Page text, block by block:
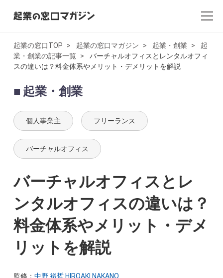
全記事一覧
起業・創業
開業
副業
会社設立・法人化
会計
AI×起業
起業家インタビュー
起業の窓口TOP 起業の窓口マガジン 起業・創業
起
業・創業の記事一覧
バーチャルオフィスとレンタルオフィ
スの違いは？料金体系やメリット・デメリットを解説
起業・創業
個人事業主 フリーランス
バーチャルオフィス
バーチャルオフィスとレ
ンタルオフィスの違いは？
料金体系やメリット・デメ
リットを解説
監修： 中野 裕哲 HIROAKI NAKANO